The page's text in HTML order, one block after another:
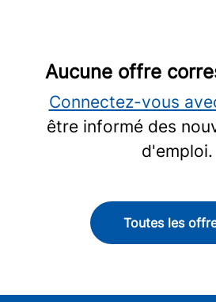
Aucune offre
Connectez-vous
être informé des
d'emploi.
Toutes les